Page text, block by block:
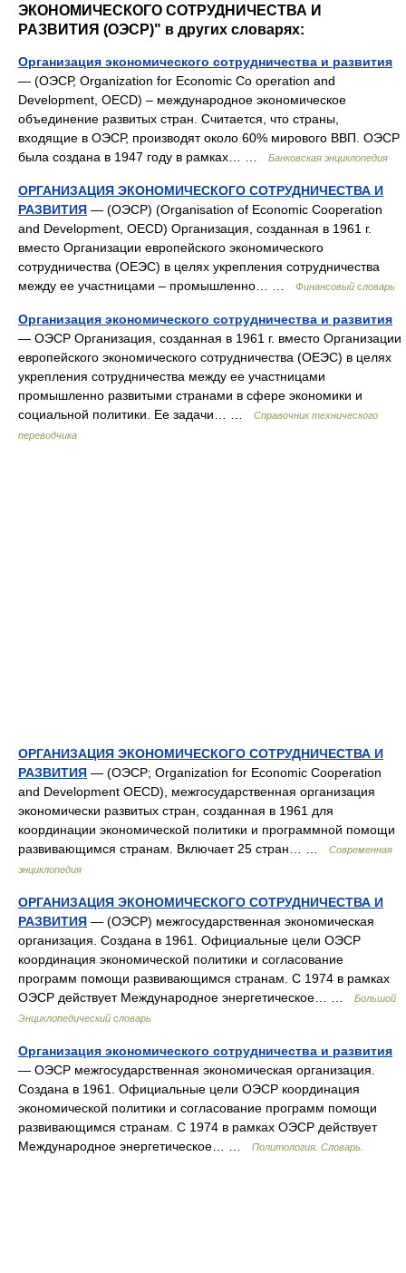
ЭКОНОМИЧЕСКОГО СОТРУДНИЧЕСТВА И
РАЗВИТИЯ (ОЭСР)" в других словарях:
Организация экономического сотрудничества и развития
— (ОЭСР, Organization for Economic Co operation and
Development, OECD) – международное экономическое
объединение развитых стран. Считается, что страны,
входящие в ОЭСР, производят около 60% мирового ВВП. ОЭСР
была создана в 1947 году в рамках… …
Банковская энциклопедия
ОРГАНИЗАЦИЯ ЭКОНОМИЧЕСКОГО СОТРУДНИЧЕСТВА И
РАЗВИТИЯ — (ОЭСР) (Organisation of Economic Cooperation
and Development, OECD) Организация, созданная в 1961 г.
вместо Организации европейского экономического
сотрудничества (ОЕЭС) в целях укрепления сотрудничества
между ее участницами – промышленно… …
Финансовый словарь
Организация экономического сотрудничества и развития
— ОЭСР Организация, созданная в 1961 г. вместо Организации
европейского экономического сотрудничества (ОЕЭС) в целях
укрепления сотрудничества между ее участницами
промышленно развитыми странами в сфере экономики и
социальной политики. Ее задачи… …
Справочник технического
переводчика
ОРГАНИЗАЦИЯ ЭКОНОМИЧЕСКОГО СОТРУДНИЧЕСТВА И
РАЗВИТИЯ — (ОЭСР; Organization for Economic Cooperation
and Development OECD), межгосударственная организация
экономически развитых стран, созданная в 1961 для
координации экономической политики и программной помощи
развивающимся странам. Включает 25 стран… …
Современная
энциклопедия
ОРГАНИЗАЦИЯ ЭКОНОМИЧЕСКОГО СОТРУДНИЧЕСТВА И
РАЗВИТИЯ — (ОЭСР) межгосударственная экономическая
организация. Создана в 1961. Официальные цели ОЭСР
координация экономической политики и согласование
программ помощи развивающимся странам. С 1974 в рамках
ОЭСР действует Международное энергетическое… …
Большой
Энциклопедический словарь
Организация экономического сотрудничества и развития
— ОЭСР межгосударственная экономическая организация.
Создана в 1961. Официальные цели ОЭСР координация
экономической политики и согласование программ помощи
развивающимся странам. С 1974 в рамках ОЭСР действует
Международное энергетическое… …
Политология. Словарь.